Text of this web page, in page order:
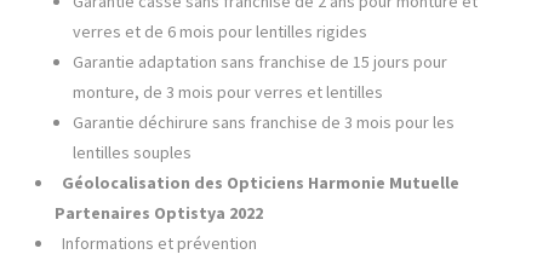
verres et de 6 mois pour lentilles rigides
Garantie adaptation sans franchise de 15 jours pour
monture, de 3 mois pour verres et lentilles
Garantie déchirure sans franchise de 3 mois pour les
lentilles souples
Géolocalisation des Opticiens Harmonie Mutuelle
Partenaires Optistya 2022
Informations et prévention